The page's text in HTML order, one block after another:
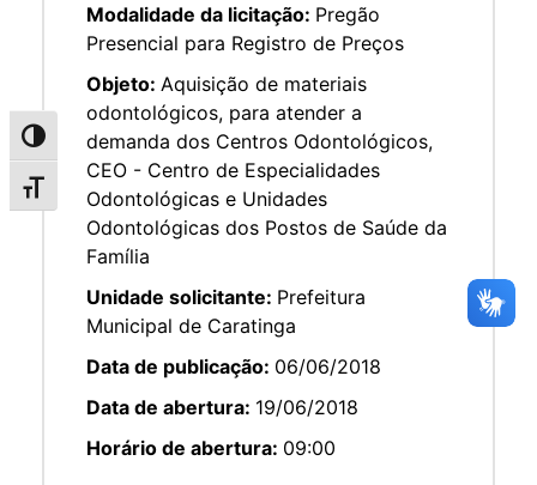
Alternar alto contraste
Alternar tamanho da fonte
Modalidade da licitação: Pregão
Presencial para Registro de Preços
Objeto: Aquisição de materiais
odontológicos, para atender a
demanda dos Centros Odontológicos,
CEO - Centro de Especialidades
Odontológicas e Unidades
Odontológicas dos Postos de Saúde da
Família
Unidade solicitante: Prefeitura
Municipal de Caratinga
Data de publicação: 06/06/2018
Data de abertura: 19/06/2018
Horário de abertura: 09:00